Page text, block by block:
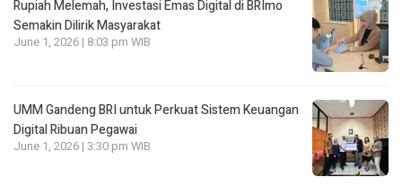
Rupiah Melemah, Investasi Emas Digital di BRImo
Semakin Dilirik Masyarakat
June 1, 2026 | 8:03 pm WIB
UMM Gandeng BRI untuk Perkuat Sistem Keuangan
Digital Ribuan Pegawai
June 1, 2026 | 3:30 pm WIB